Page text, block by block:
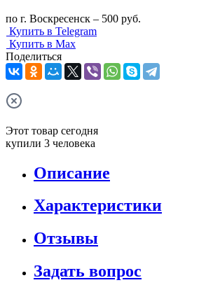
по г. Воскресенск – 500 руб.
Купить в Telegram
Купить в Max
Поделиться
Этот товар сегодня
купили 3 человека
Описание
Характеристики
Отзывы
Задать вопрос